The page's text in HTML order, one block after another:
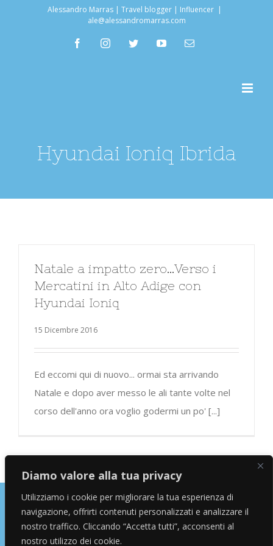
Diamo valore alla tua privacy
Utilizziamo i cookie per migliorare la tua esperienza di
navigazione, offrirti contenuti personalizzati e analizzare il
nostro traffico. Cliccando “Accetta tutti”, acconsenti al
nostro utilizzo dei cookie.
Alessandro Marras | Travel blogger | Influencer |
ale@alessandromarras.com
facebookinstagramtwitter youtubeEmail
Hyundai Ioniq Ibrida
Natale a impatto zero…Verso i
Mercatini in Alto Adige con
Hyundai Ioniq
15 Dicembre 2016
Ed eccomi qui di nuovo... ormai sta arrivando
Natale e dopo aver messo le ali tante volte nel
corso dell'anno ora voglio godermi un po' [...]
Copyright © 2026 Alessandro Marras | Travel Blogger | Influencer